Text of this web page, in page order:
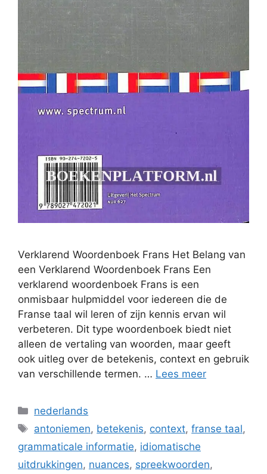
Verklarend Woordenboek Frans Het Belang van
een Verklarend Woordenboek Frans Een
verklarend woordenboek Frans is een
onmisbaar hulpmiddel voor iedereen die de
Franse taal wil leren of zijn kennis ervan wil
verbeteren. Dit type woordenboek biedt niet
alleen de vertaling van woorden, maar geeft
ook uitleg over de betekenis, context en gebruik
van verschillende termen. … Lees meer
Categorieën
nederlands
Tags
antoniemen, betekenis, context,franse taal,
grammaticale informatie, idiomatische
uitdrukkingen, nuances, spreekwoorden,